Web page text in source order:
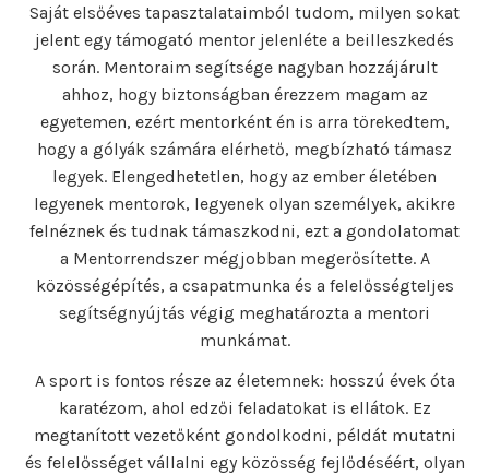
Saját elsőéves tapasztalataimból tudom, milyen sokat
jelent egy támogató mentor jelenléte a beilleszkedés
során. Mentoraim segítsége nagyban hozzájárult
ahhoz, hogy biztonságban érezzem magam az
egyetemen, ezért mentorként én is arra törekedtem,
hogy a gólyák számára elérhető, megbízható támasz
legyek. Elengedhetetlen, hogy az ember életében
legyenek mentorok, legyenek olyan személyek, akikre
felnéznek és tudnak támaszkodni, ezt a gondolatomat
a Mentorrendszer mégjobban megerősítette. A
közösségépítés, a csapatmunka és a felelősségteljes
segítségnyújtás végig meghatározta a mentori
munkámat.
A sport is fontos része az életemnek: hosszú évek óta
karatézom, ahol edzői feladatokat is ellátok. Ez
megtanított vezetőként gondolkodni, példát mutatni
és felelősséget vállalni egy közösség fejlődéséért, olyan